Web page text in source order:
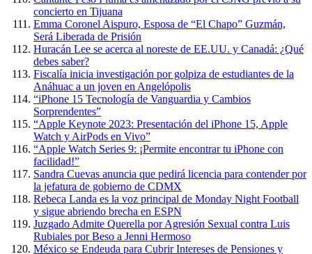
concierto en Tijuana
Emma Coronel Aispuro, Esposa de “El Chapo” Guzmán,
Será Liberada de Prisión
Huracán Lee se acerca al noreste de EE.UU. y Canadá: ¿Qué
debes saber?
Fiscalía inicia investigación por golpiza de estudiantes de la
Anáhuac a un joven en Angelópolis
“iPhone 15 Tecnología de Vanguardia y Cambios
Sorprendentes”
“Apple Keynote 2023: Presentación del iPhone 15, Apple
Watch y AirPods en Vivo”
“Apple Watch Series 9: ¡Permite encontrar tu iPhone con
facilidad!”
Sandra Cuevas anuncia que pedirá licencia para contender por
la jefatura de gobierno de CDMX
Rebeca Landa es la voz principal de Monday Night Football
y sigue abriendo brecha en ESPN
Juzgado Admite Querella por Agresión Sexual contra Luis
Rubiales por Beso a Jenni Hermoso
México se Endeuda para Cubrir Intereses de Pensiones y